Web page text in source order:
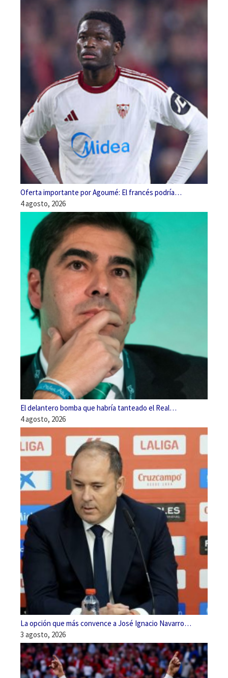
Oferta importante por Agoumé: El francés podría…
4 agosto, 2026
El delantero bomba que habría tanteado el Real…
4 agosto, 2026
La opción que más convence a José Ignacio Navarro…
3 agosto, 2026